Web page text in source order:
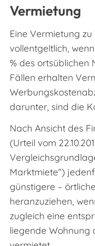
Vermietung
Eine Vermietung
vollentgeltlich,
% des ortsüblichen
Fällen erhalten
darunter, sind die
Nach Ansicht des
(Urteil vom
Marktmiete“)
günstigere –
heranzuziehen,
zugleich eine
liegende Wohnung